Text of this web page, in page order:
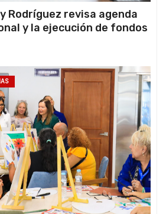
Rodríguez revisa agenda
y la ejecución de fondos
sismos